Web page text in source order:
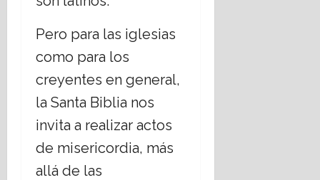
Pero para las iglesias
como para los
creyentes en general,
la Santa Biblia nos
invita a realizar actos
de misericordia, más
allá de las